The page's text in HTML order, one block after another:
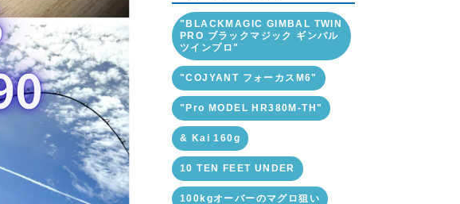
"BLACKMAGIC GIMBAL TWIN
PRO ブラックマジック ギンバル
ツインプロ"
"COJYANT フォーカスM6"
"Pro MODEL HR380M-TH"
& Kai 160g
10 TEN FEET UNDER
100kgオーバーのマグロ狙い